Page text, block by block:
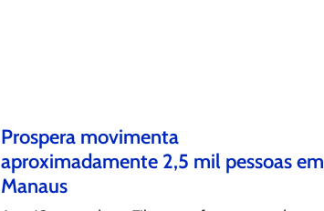
Prospera movimenta
aproximadamente 2,5 mil pessoas em
Manaus